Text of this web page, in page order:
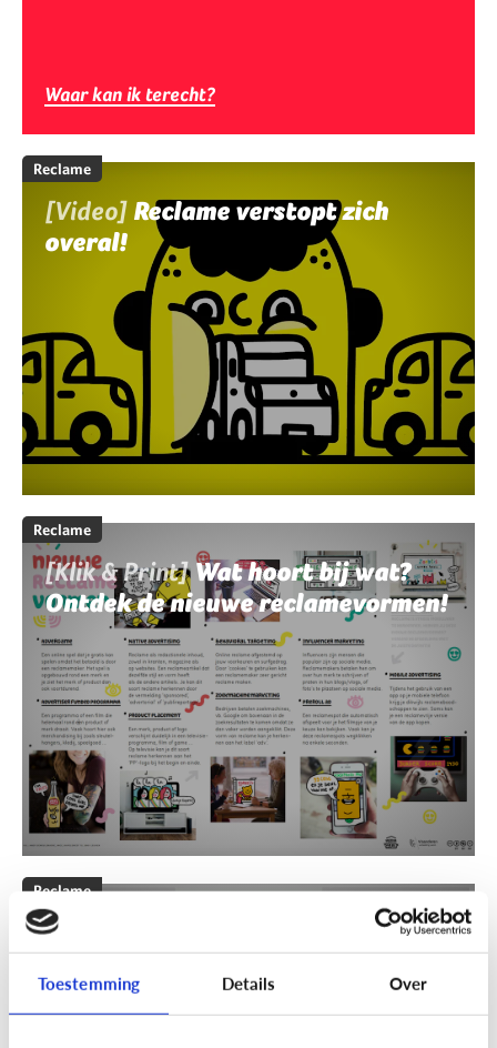
Toestemming Details Over
Waar kan ik terecht?
Reclame
[Video] Reclame verstopt zich
overal!
Reclame
[Klik & Print]Wat hoort bij wat?
Ontdek de nieuwe reclamevormen!
Reclame
[Klik & Print]